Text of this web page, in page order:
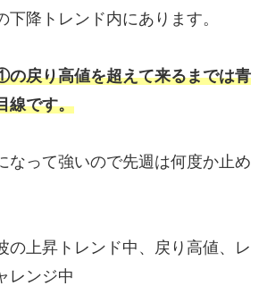
下降トレンド内にあります。
戻り高値を超えて来るまでは青
線です。
なって強いので先週は何度か止め
の上昇トレンド中、戻り高値、レ
レンジ中